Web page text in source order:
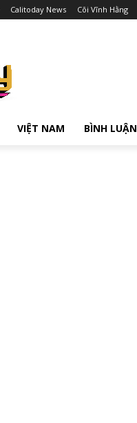
Calitoday News Cõi Vĩnh Hằng
VIỆT NAM BÌNH LUẬN